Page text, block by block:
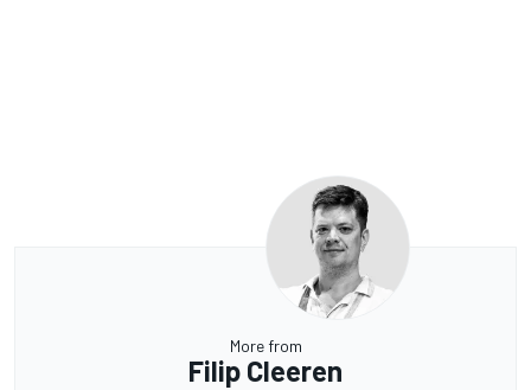
More from
Filip Cleeren